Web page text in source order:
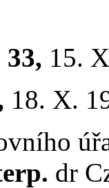
33, 15.
18. X.
dr